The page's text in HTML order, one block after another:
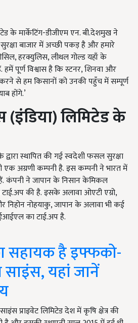
के मार्केटिंग-डीजीएम एन. बी.देशमुख ने
बाजार में अच्छी पकड़ है और हमारे
हरक्युलिस, लीथल गोल्ड यहाँ के
पूर्ण विश्वास है कि स्टनर, शिनवा और
से हम किसानों को उनकी पहुँच में सम्पूर्ण
होंगे.’
(इंडिया)लिमिटेड के
स्थापित की गई स्वदेशी फसल सुरक्षा
एक अग्रणी कम्पनी है. इस कम्पनी ने भारत में
कंपनी ने जापान के निसान केमिकल
की है. इसके अलावा ओएटी एग्रो,
निहोन नोहयाकु, जापान के अलावा भी कई
का टाई.अप है.
सहायक है इफ्फको-
साइंस, यहां जानें
प्राइवेट लिमिटेड देश में कृषि क्षेत्र की